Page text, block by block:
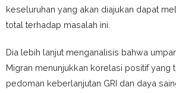
keseluruhan yang akan diajukan dapat
total terhadap masalah ini.
Dia lebih lanjut menganalisis bahwa
Migran menunjukkan korelasi positif yang
pedoman keberlanjutan GRI dan daya